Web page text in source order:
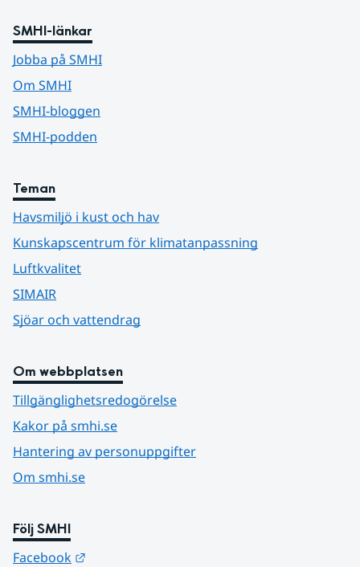
SMHI-länkar
Jobba på SMHI
Om SMHI
SMHI-bloggen
SMHI-podden
Teman
Havsmiljö i kust och hav
Kunskapscentrum för klimatanpassning
Luftkvalitet
SIMAIR
Sjöar och vattendrag
Om webbplatsen
Tillgänglighetsredogörelse
Kakor på smhi.se
Hantering av personuppgifter
Om smhi.se
Följ SMHI
Facebook